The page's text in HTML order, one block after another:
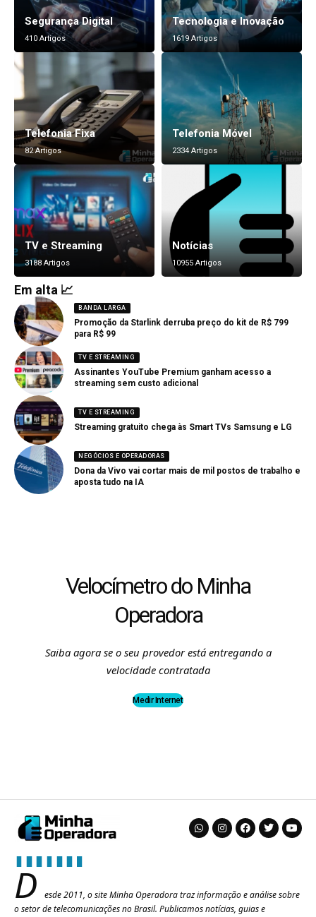
Segurança Digital
410 Artigos
Tecnologia e Inovação
1619 Artigos
Telefonia Fixa
82 Artigos
Telefonia Móvel
2334 Artigos
TV e Streaming
3188 Artigos
Notícias
10955 Artigos
Em alta 📈
BANDA LARGA
Promoção da Starlink derruba preço do kit de R$ 799
para R$ 99
TV E STREAMING
Assinantes YouTube Premium ganham acesso a
streaming sem custo adicional
TV E STREAMING
Streaming gratuito chega às Smart TVs Samsung e LG
NEGÓCIOS E OPERADORAS
Dona da Vivo vai cortar mais de mil postos de trabalho e
aposta tudo na IA
Velocímetro do Minha
Operadora
Saiba agora se o seu provedor está entregando a
velocidade contratada
Medir Internet
D
esde 2011, o site Minha Operadora traz informação e análise sobre
o setor de telecomunicações no Brasil. Publicamos notícias, guias e